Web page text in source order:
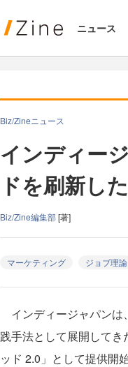
ニュース
Biz/Zineニュース
インディー
ドを刷新し
Biz/Zine編集部[著]
マーケティング ジョブ理論
インディージャパンは
践手法として展開して
ッド 2.0」として提供開始